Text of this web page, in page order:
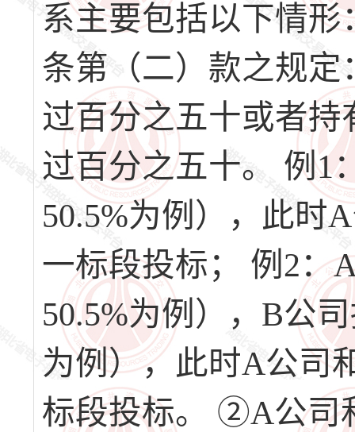
系主要包括以下情
条第（二）款之规
过百分之五十或者
过百分之五十。 例1
50.5%为例），此时
一标段投标； 例2：
50.5%为例），B公
为例），此时A公司
标段投标。 ②A公司